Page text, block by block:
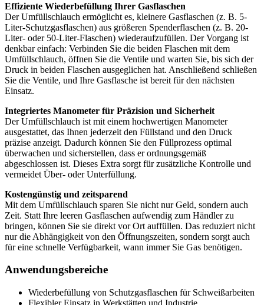
Effiziente Wiederbefüllung Ihrer Gasflaschen
Der Umfüllschlauch ermöglicht es, kleinere Gasflaschen (z. B. 5-
Liter-Schutzgasflaschen) aus größeren Spenderflaschen (z. B. 20-
Liter- oder 50-Liter-Flaschen) wiederaufzufüllen. Der Vorgang ist
denkbar einfach: Verbinden Sie die beiden Flaschen mit dem
Umfüllschlauch, öffnen Sie die Ventile und warten Sie, bis sich der
Druck in beiden Flaschen ausgeglichen hat. Anschließend schließen
Sie die Ventile, und Ihre Gasflasche ist bereit für den nächsten
Einsatz.
Integriertes Manometer für Präzision und Sicherheit
Der Umfüllschlauch ist mit einem hochwertigen Manometer
ausgestattet, das Ihnen jederzeit den Füllstand und den Druck
präzise anzeigt. Dadurch können Sie den Füllprozess optimal
überwachen und sicherstellen, dass er ordnungsgemäß
abgeschlossen ist. Dieses Extra sorgt für zusätzliche Kontrolle und
vermeidet Über- oder Unterfüllung.
Kostengünstig und zeitsparend
Mit dem Umfüllschlauch sparen Sie nicht nur Geld, sondern auch
Zeit. Statt Ihre leeren Gasflaschen aufwendig zum Händler zu
bringen, können Sie sie direkt vor Ort auffüllen. Das reduziert nicht
nur die Abhängigkeit von den Öffnungszeiten, sondern sorgt auch
für eine schnelle Verfügbarkeit, wann immer Sie Gas benötigen.
Anwendungsbereiche
Wiederbefüllung von Schutzgasflaschen für Schweißarbeiten